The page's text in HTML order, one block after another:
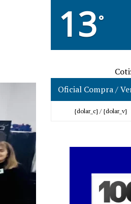
13°
Oficial Compra /
{dolar_c} / {dolar_v}